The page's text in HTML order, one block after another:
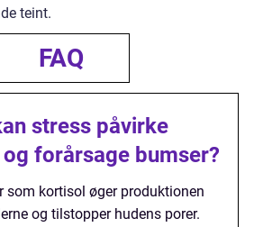
teint.
FAQ
stress påvirke
forårsage bumser?
som kortisol øger produktionen
og tilstopper hudens porer.